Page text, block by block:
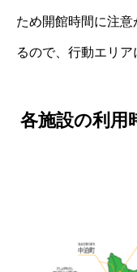
ため開館時間に注
るので、行動エリア
各施設の利用